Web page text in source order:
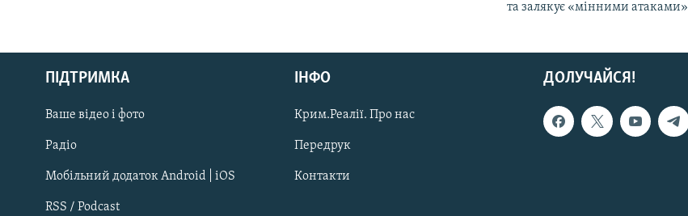
Русский
Qırımtatar
ДОЛУЧАЙСЯ!
та залякує «мінними атаками»
ДОЛУЧАЙСЯ!
ПІДТРИМКА
Ваше відео і фото
Радіо
Мобільний додаток Android | iOS
RSS / Podcast
ІНФО
Крим.Реалії. Про нас
Передрук
Контакти